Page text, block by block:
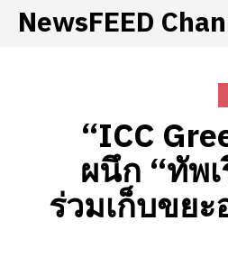
NewsFEED
“ICC
ผนึก “ทัพ
ร่วมเก็บขย